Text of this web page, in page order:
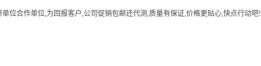
位合作单位,为回报客户,公司促销包邮还代测,质量有保证,价格更贴心,快点行动吧!